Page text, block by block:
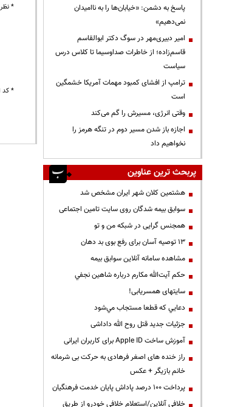
* نظر
* کد
پاسخ به دشمن: «خیابان‌ها را به ناامیدان
نمی‌دهیم»
امیر دبیری‌مهر در سوگ دکتر ابوالقاسم
قاسم‌زاده؛ از خاطرات صداوسیما تا کلاس درس
سیاست
ترامپ از افشای کمبود مهمات آمریکا خشمگین
است
وقتی انرژی، مسیرش را گم می‌کند
اجازه باز شدن مسیر دوم در تنگه هرمز را
نخواهیم داد
پربحث ترین عناوین
هشتمین کلان شهر ایران مشخص شد
سوابق بیمه شدگان روی سایت تامین اجتماعی
همجنس گرایی در شبکه من و تو
13 توصیه آسان برای رفع بوی بد دهان
مشاهده سامانه آنلاين سوابق بیمه
حكم آيت‌الله مكارم درباره شاهين نجفي
سایتهای همسریابی!
دعايي كه قطعا مستجاب مي‌شود
جزئیات جدید قتل روح الله داداشی
آموزش ساخت Apple ID برای کاربران ایرانی
راز خنده های اصغر فرهادی به حرکت بی شرمانه
خانم بازیگر + عکس
پرداخت ۱۰۰ درصد پاداش پایان خدمت فرهنگیان
خلافی آنلاین/استعلام خلافی خودرو از طریق